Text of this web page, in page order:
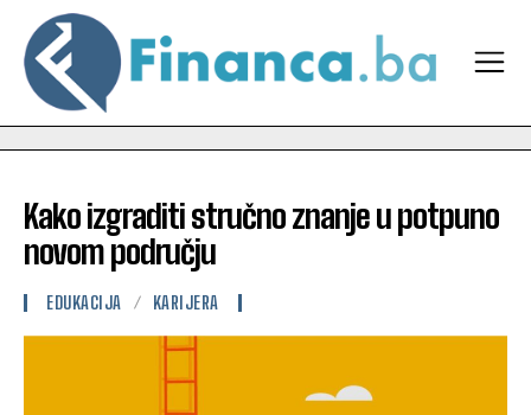
Kako izgraditi stručno znanje u potpuno
novom području
EDUKACIJA KARIJERA